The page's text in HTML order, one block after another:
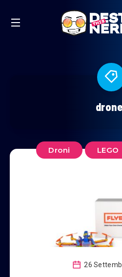
drone
Droni LEGO
26